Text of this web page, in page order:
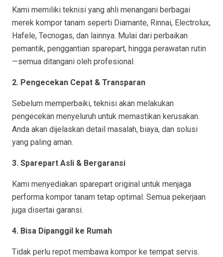
Kami memiliki teknisi yang ahli menangani berbagai
merek kompor tanam seperti Diamante, Rinnai, Electrolux,
Hafele, Tecnogas, dan lainnya. Mulai dari perbaikan
pemantik, penggantian sparepart, hingga perawatan rutin
—semua ditangani oleh profesional.
2. Pengecekan Cepat & Transparan
Sebelum memperbaiki, teknisi akan melakukan
pengecekan menyeluruh untuk memastikan kerusakan.
Anda akan dijelaskan detail masalah, biaya, dan solusi
yang paling aman.
3. Sparepart Asli & Bergaransi
Kami menyediakan sparepart original untuk menjaga
performa kompor tanam tetap optimal. Semua pekerjaan
juga disertai garansi.
4. Bisa Dipanggil ke Rumah
Tidak perlu repot membawa kompor ke tempat servis.